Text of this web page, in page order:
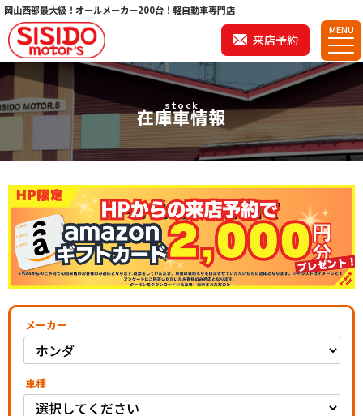
岡山西部最大級！オールメーカー200台！軽自動車専門店
来店予約
MENU
stock
在庫車情報
メーカー
車種